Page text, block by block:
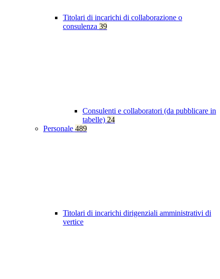
Titolari di incarichi di collaborazione o
consulenza 39
Consulenti e collaboratori (da pubblicare in
tabelle) 24
Personale 489
Titolari di incarichi dirigenziali amministrativi di
vertice